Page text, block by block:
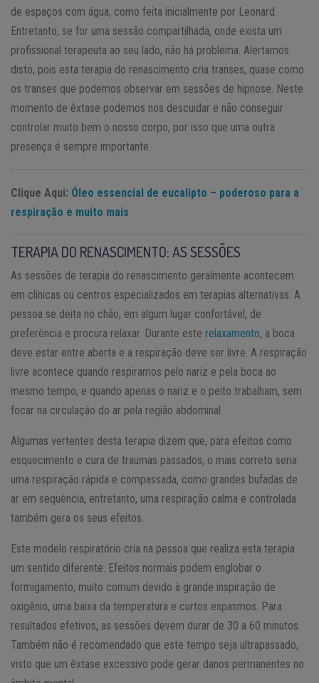
de espaços com água, como feita inicialmente por Leonard.
Entretanto, se for uma sessão compartilhada, onde exista um
profissional terapeuta ao seu lado, não há problema. Alertamos
disto, pois esta terapia do renascimento cria transes, quase como
os transes que podemos observar em sessões de hipnose. Neste
momento de êxtase podemos nos descuidar e não conseguir
controlar muito bem o nosso corpo, por isso que uma outra
presença é sempre importante.
Clique Aqui: Óleo essencial de eucalipto – poderoso para a
respiração e muito mais
TERAPIA DO RENASCIMENTO: AS SESSÕES
As sessões de terapia do renascimento geralmente acontecem
em clínicas ou centros especializados em terapias alternativas. A
pessoa se deita no chão, em algum lugar confortável, de
preferência e procura relaxar. Durante este relaxamento, a boca
deve estar entre aberta e a respiração deve ser livre. A respiração
livre acontece quando respiramos pelo nariz e pela boca ao
mesmo tempo, e quando apenas o nariz e o peito trabalham, sem
focar na circulação do ar pela região abdominal.
Algumas vertentes desta terapia dizem que, para efeitos como
esquecimento e cura de traumas passados, o mais correto seria
uma respiração rápida e compassada, como grandes bufadas de
ar em sequência, entretanto, uma respiração calma e controlada
também gera os seus efeitos.
Este modelo respiratório cria na pessoa que realiza esta terapia
um sentido diferente. Efeitos normais podem englobar o
formigamento, muito comum devido à grande inspiração de
oxigênio, uma baixa da temperatura e curtos espasmos. Para
resultados efetivos, as sessões devem durar de 30 a 60 minutos.
Também não é recomendado que este tempo seja ultrapassado,
visto que um êxtase excessivo pode gerar danos permanentes no